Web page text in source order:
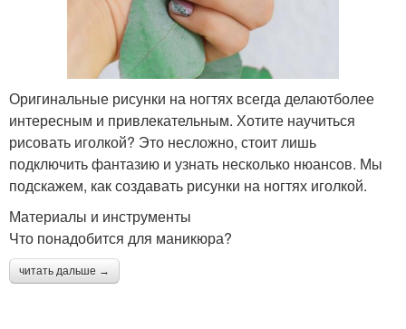
Оригинальные рисунки на ногтях всегда делаютболее
интересным и привлекательным. Хотите научиться
рисовать иголкой? Это несложно, стоит лишь
подключить фантазию и узнать несколько нюансов. Мы
подскажем, как создавать рисунки на ногтях иголкой.
Материалы и инструменты
Что понадобится для маникюра?
читать дальше →